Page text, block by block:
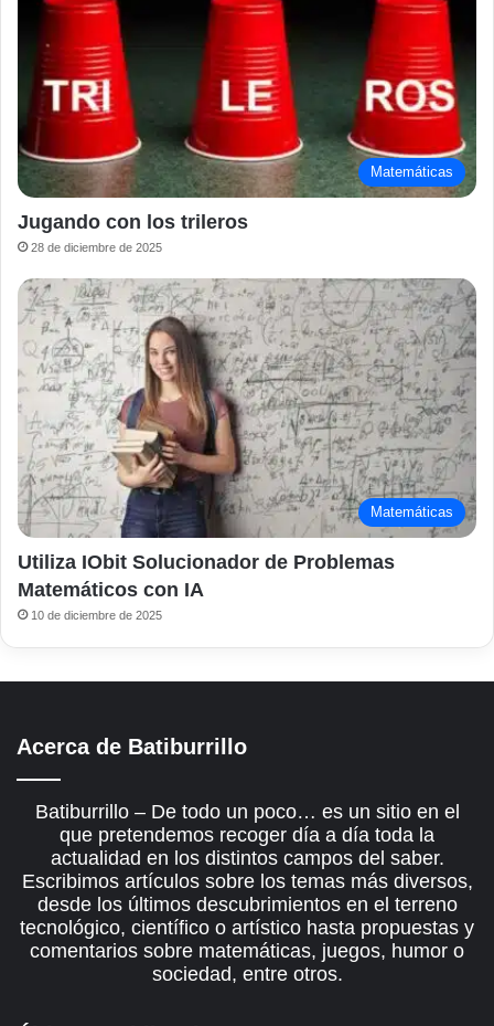
Matemáticas
Jugando con los trileros
28 de diciembre de 2025
Matemáticas
Utiliza IObit Solucionador de Problemas
Matemáticos con IA
10 de diciembre de 2025
Acerca de Batiburrillo
Batiburrillo – De todo un poco… es un sitio en el
que pretendemos recoger día a día toda la
actualidad en los distintos campos del saber.
Escribimos artículos sobre los temas más diversos,
desde los últimos descubrimientos en el terreno
tecnológico, científico o artístico hasta propuestas y
comentarios sobre matemáticas, juegos, humor o
sociedad, entre otros.